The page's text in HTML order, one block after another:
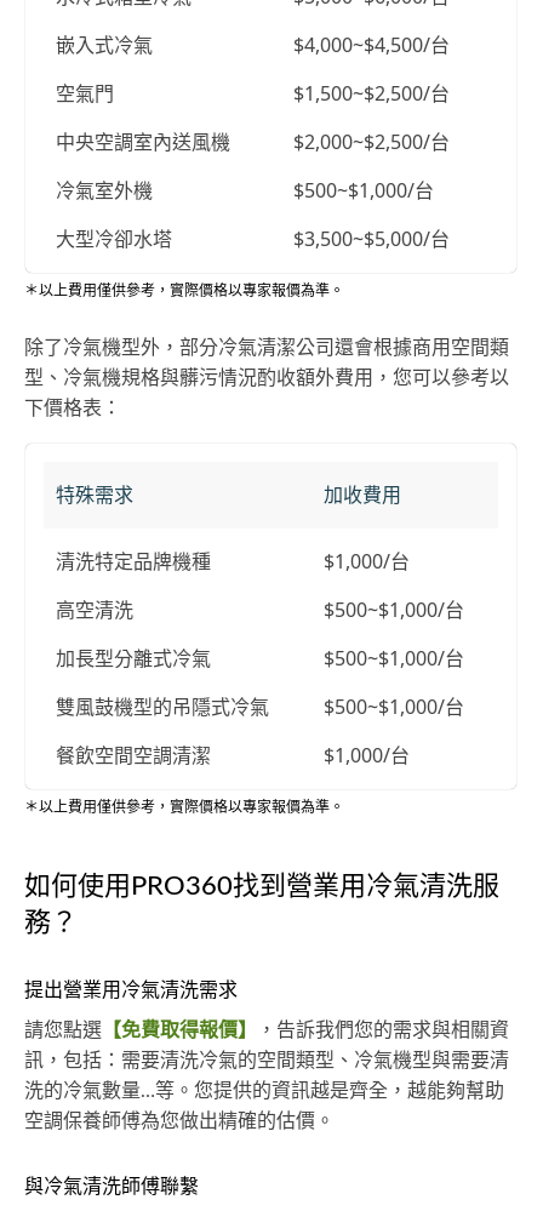
嵌入式冷氣
$4,000~$4,500/台
空氣門
$1,500~$2,500/台
中央空調室內送風機
$2,000~$2,500/台
冷氣室外機
$500~$1,000/台
大型冷卻水塔
$3,500~$5,000/台
＊以上費用僅供參考，實際價格以專家報價為準。
除了冷氣機型外，部分冷氣清潔公司還會根據商用空間類
型、冷氣機規格與髒污情況酌收額外費用，您可以參考以
下價格表：
特殊需求 加收費用
清洗特定品牌機種
$1,000/台
高空清洗
$500~$1,000/台
加長型分離式冷氣
$500~$1,000/台
雙風鼓機型的吊隱式冷氣
$500~$1,000/台
餐飲空間空調清潔
$1,000/台
＊以上費用僅供參考，實際價格以專家報價為準。
如何使用PRO360找到營業用冷氣清洗服
務？
提出營業用冷氣清洗需求
請您點選 【免費取得報價】
，告訴我們您的需求與相關資
訊，包括：需要清洗冷氣的空間類型、冷氣機型與需要清
洗的冷氣數量…等。您提供的資訊越是齊全，越能夠幫助
空調保養師傅為您做出精確的估價。
與冷氣清洗師傅聯繫